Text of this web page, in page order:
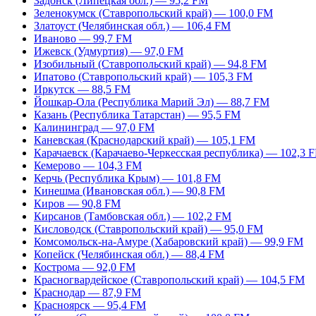
Зеленокумск (Ставропольский край) — 100,0 FM
Златоуст (Челябинская обл.) — 106,4 FM
Иваново — 99,7 FM
Ижевск (Удмуртия) — 97,0 FM
Изобильный (Ставропольский край) — 94,8 FM
Ипатово (Ставропольский край) — 105,3 FM
Иркутск — 88,5 FM
Йошкар-Ола (Республика Марий Эл) — 88,7 FM
Казань (Республика Татарстан) — 95,5 FM
Калининград — 97,0 FM
Каневская (Краснодарский край) — 105,1 FM
Карачаевск (Карачаево-Черкесская республика) — 102,3
Кемерово — 104,3 FM
Керчь (Республика Крым) — 101,8 FM
Кинешма (Ивановская обл.) — 90,8 FM
Киров — 90,8 FM
Кирсанов (Тамбовская обл.) — 102,2 FM
Кисловодск (Ставропольский край) — 95,0 FM
Комсомольск-на-Амуре (Хабаровский край) — 99,9 FM
Копейск (Челябинская обл.) — 88,4 FM
Кострома — 92,0 FM
Красногвардейское (Ставропольский край) — 104,5 FM
Краснодар — 87,9 FM
Красноярск — 95,4 FM